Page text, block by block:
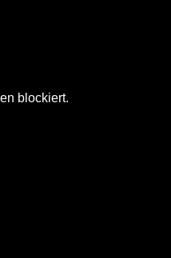
blockiert.